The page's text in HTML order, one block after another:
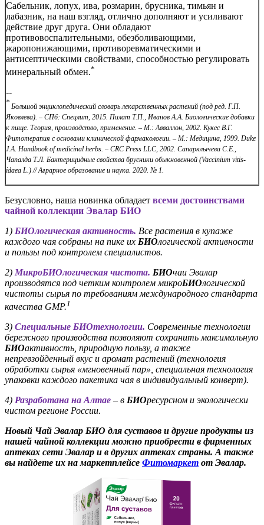
Сабельник, лопух, ива, розмарин, брусника, тимьян и
лабазник, на наш взгляд, отлично дополняют и усиливают
действие друг друга. Они обладают
противовоспалительными, обезболивающими,
жаропонижающими, противоревматическими и
антисептическими свойствами, способностью регулировать
минеральный обмен.*
--
* Большой энциклопедический словарь лекарственных растений (под ред. Г.П.
Яковлева). – СПб: Спецлит, 2015. Пилат Т.П., Иванов А.А. Биологические добавки
к пище. Теория, производство, применение. – М.: Авваллон, 2002. Кукес В.Г.
Фитотерапия с основами клинической фармакологии. – М.: Медицина, 1999. Duke
J.A. Handbook of medicinal herbs. – CRC Press LLC, 2002. Сапарклычева С.Е.,
Чапалда Т.Л. Бактерицидные свойства брусники обыкновенной (Vaccinium vitis-
idaea L.) // Аграрное образование и наука. 2020. № 1.
Безусловно, наша новинка обладает всеми достоинствами
чайной коллекции Эвалар БИО
1) БИОлогическая активность. Все растения в купаже
каждого чая собраны на пике их БИОлогической активности
и пользы под контролем специалистов.
2) МикроБИОлогическая чистота. БИОчаи Эвалар
производятся под четким контролем микроБИОлогической
чистоты сырья по требованиям международного стандарта
качества GMP.1
3) Специальные БИОтехнологии. Современные технологии
бережного производства позволяют сохранить максимальную
БИОактивность, природную пользу, а также
непревзойденный вкус и аромат растений (технология
обработки сырья «мгновенный пар», специальная технология
упаковки каждого пакетика чая в индивидуальный конверт).
4) Разработана на Алтае – в БИОресурсном и экологически
чистом регионе России.
Новый Чай Эвалар БИО для суставов и другие продукты из
нашей чайной коллекции можно приобрести в фирменных
аптеках сети Эвалар и в других аптеках страны. А также
вы найдете их на маркетплейсе Фитомаркет от Эвалар.